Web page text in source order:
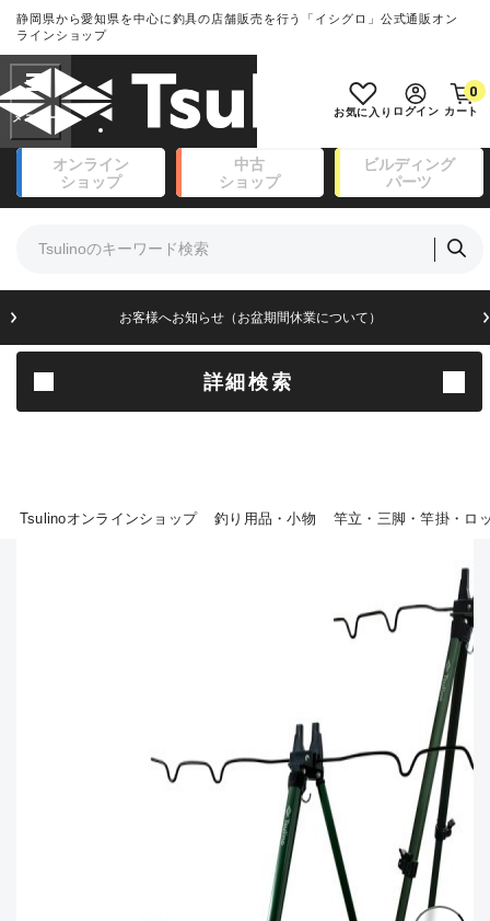
静岡県から愛知県を中心に釣具の店舗販売を行う「イシグロ」公式通販オン
ラインショップ
お気に入り ログイン カート
0
オンライン
ショップ
中古
ショップ
ビルディング
パーツ
お客様へお知らせ（お盆期間休業について）
詳細検索
Tsulinoオンラインショップ 釣り用品・小物 竿立・三脚・竿掛・ロ
フリーワード
商品カテゴリ
リール・カスタムパーツ(14)
フィッシングアパレル(174)
ライン・ハリス・道糸(8)
針・仕掛(156)
釣り用品・小物(183)
この条件で検索する
ランクとは？
良
SA
新古品（メーカー問屋から仕入
れた未使用品）
※店頭展示時の置き傷が付いている
ものも含む
傷が極めて少ない極上品
C
使用感や傷のある一般的な中古
C-
かなり使用感があり、全体的に
目立つ傷が多い品
D